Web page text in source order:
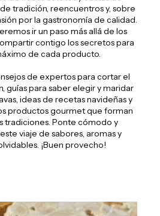
tradición, reencuentros y, sobre
por la gastronomía de calidad.
ir un paso más allá de los
contigo los secretos para
de cada producto.
de expertos para cortar el
guías para saber elegir y maridar
ideas de recetas navideñas y
productos gourmet que forman
tradiciones. Ponte cómodo y
viaje de sabores, aromas y
¡Buen provecho!